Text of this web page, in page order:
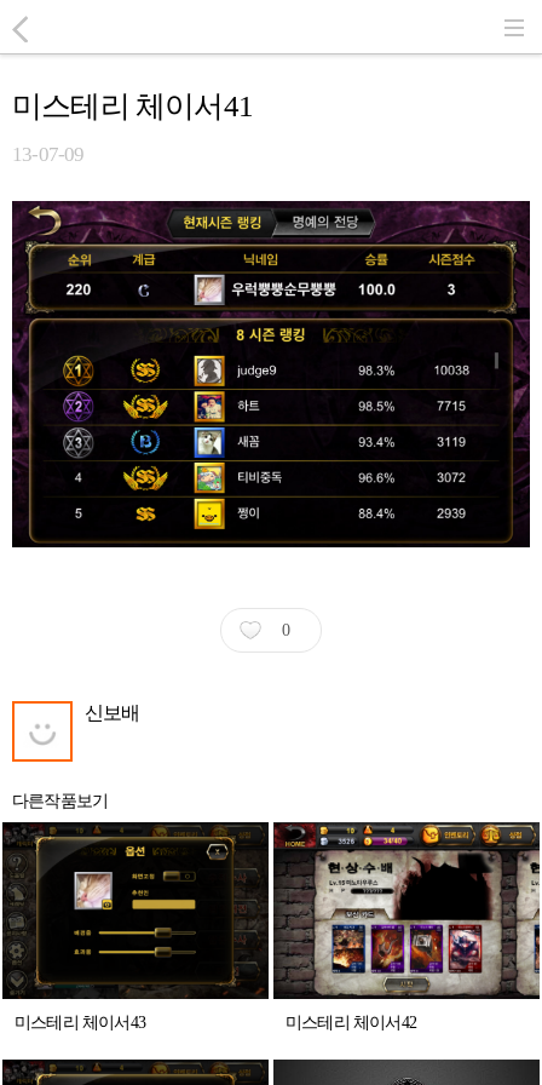
미스테리 체이서41
13-07-09
0
신보배
다른작품보기
미스테리 체이서43 미스테리 체이서42